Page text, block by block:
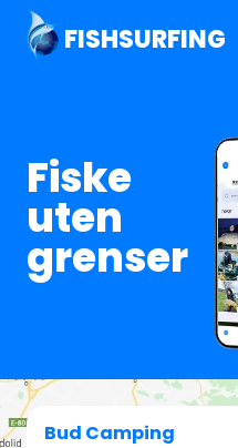
FISHSURFING
Fiske
uten
grenser
Bud Camping